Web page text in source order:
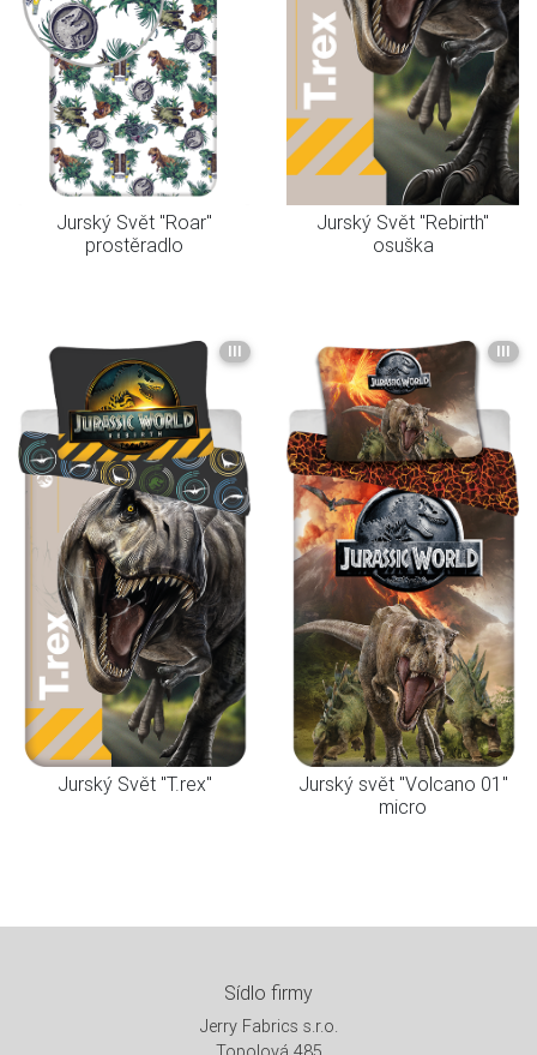
Jurský Svět "Roar"
prostěradlo
Jurský Svět "Rebirth"
osuška
III
Jurský Svět "T.rex"
III
Jurský svět "Volcano 01"
micro
Sídlo firmy
Jerry Fabrics s.r.o.